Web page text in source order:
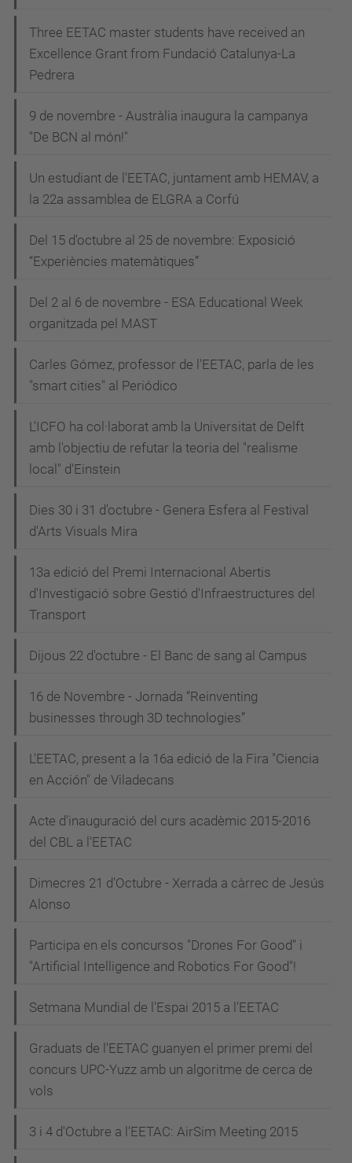
Three EETAC master students have received an
Excellence Grant from Fundació Catalunya-La
Pedrera
9 de novembre - Austràlia inaugura la campanya
"De BCN al món!"
Un estudiant de l'EETAC, juntament amb HEMAV, a
la 22a assamblea de ELGRA a Corfú
Del 15 d'octubre al 25 de novembre: Exposició
“Experiències matemàtiques”
Del 2 al 6 de novembre - ESA Educational Week
organitzada pel MAST
Carles Gómez, professor de l'EETAC, parla de les
"smart cities" al Periódico
L'ICFO ha col·laborat amb la Universitat de Delft
amb l'objectiu de refutar la teoria del "realisme
local" d'Einstein
Dies 30 i 31 d'octubre - Genera Esfera al Festival
d'Arts Visuals Mira
13a edició del Premi Internacional Abertis
d'Investigació sobre Gestió d'Infraestructures del
Transport
Dijous 22 d'octubre - El Banc de sang al Campus
16 de Novembre - Jornada “Reinventing
businesses through 3D technologies”
L'EETAC, present a la 16a edició de la Fira "Ciencia
en Acción" de Viladecans
Acte d'inauguració del curs acadèmic 2015-2016
del CBL a l'EETAC
Dimecres 21 d'Octubre - Xerrada a càrrec de Jesús
Alonso
Participa en els concursos "Drones For Good" i
"Artificial Intelligence and Robotics For Good"!
Setmana Mundial de l'Espai 2015 a l'EETAC
Graduats de l'EETAC guanyen el primer premi del
concurs UPC-Yuzz amb un algoritme de cerca de
vols
3 i 4 d'Octubre a l'EETAC: AirSim Meeting 2015